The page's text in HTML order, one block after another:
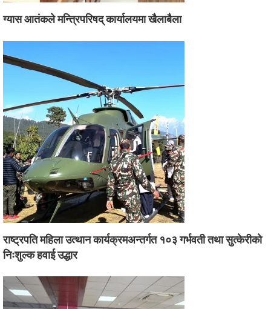
ग्यास आतंकले मन्त्रिपरिषद् कार्यालयमा खैलाबैला
राष्ट्रपति महिला उत्थान कार्यक्रमअन्तर्गत १०३ गर्भवती तथा सुत्केरीको
निःशुल्क हवाई उद्धार